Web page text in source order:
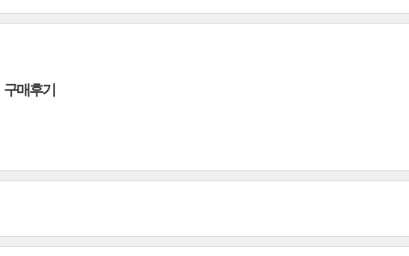
구매후기